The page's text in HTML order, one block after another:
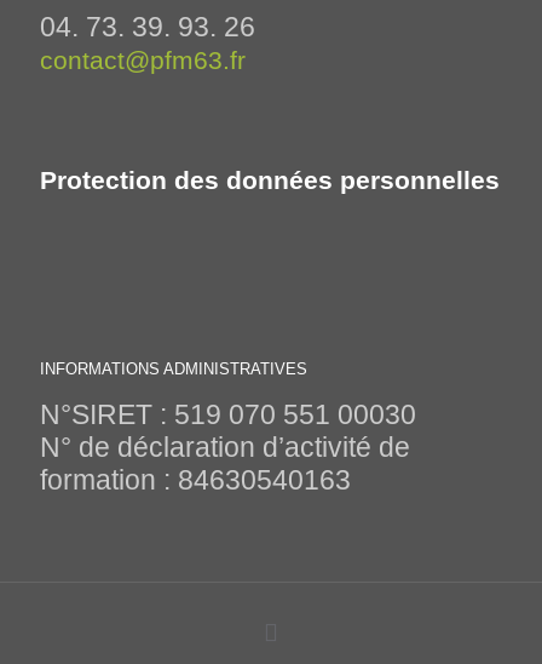
04. 73. 39. 93. 26
contact@pfm63.fr
Protection des données personnelles
INFORMATIONS ADMINISTRATIVES
N°SIRET : 519 070 551 00030
N° de déclaration d’activité de
formation : 84630540163